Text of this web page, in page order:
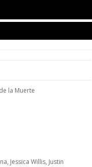
la Muerte
Jessica Willis, Justin